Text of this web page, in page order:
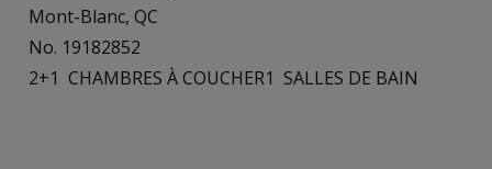
Mont-Blanc, QC
No. 19182852
2+1 CHAMBRES À COUCHER1 SALLES DE BAIN